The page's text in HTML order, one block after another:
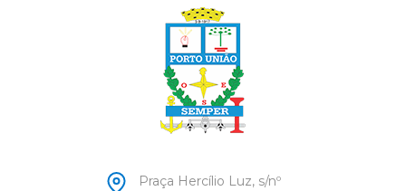
Praça Hercílio Luz, s/nº